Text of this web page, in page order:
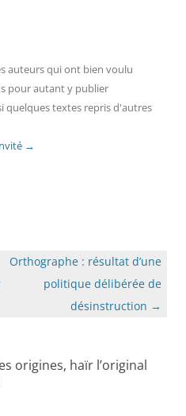
auteurs qui ont bien voulu
pour autant y publier
quelques textes repris d'autres
→
Orthographe : résultat d’une
politique délibérée de
désinstruction →
origines, haïr l’original